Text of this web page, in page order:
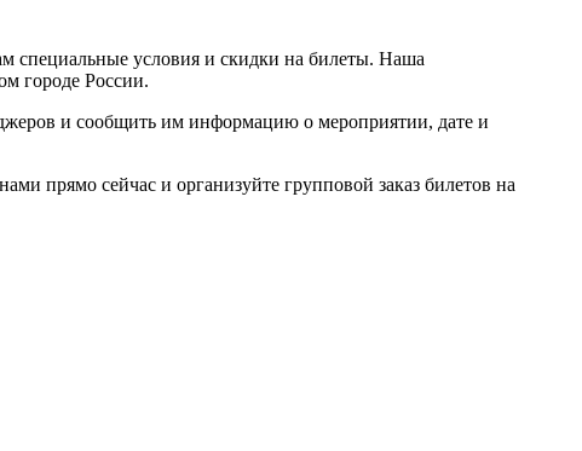
специальные условия и скидки на билеты. Наша
городе России.
и сообщить им информацию о мероприятии, дате и
прямо сейчас и организуйте групповой заказ билетов на